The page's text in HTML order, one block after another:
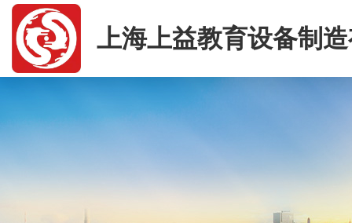
上海上益教育设备制
司